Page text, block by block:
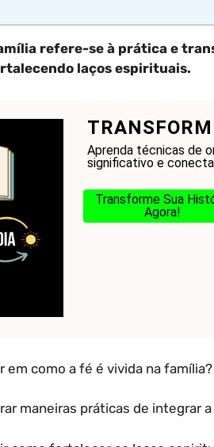
refere-se à prática e
laços espirituais.
Aprenda técnicas de
significativo e
Transforme Sua
Agora!
em como a fé é vivida na família?
maneiras práticas de integrar